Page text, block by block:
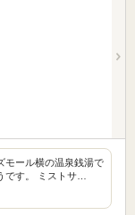
モール横の温泉銭湯で
です。 ミストサ…